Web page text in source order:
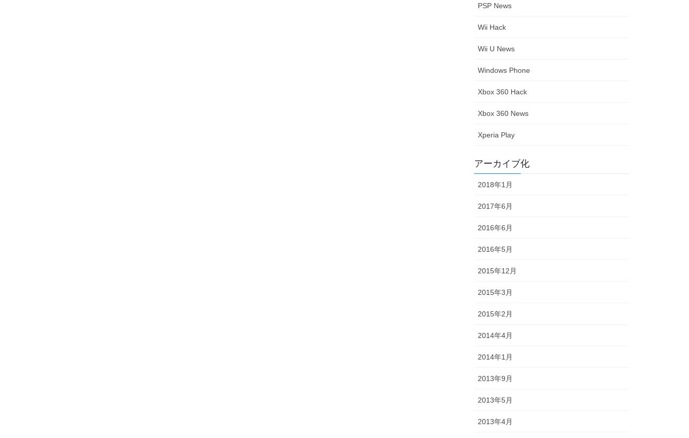
PSP News
Wii Hack
Wii U News
Windows Phone
Xbox 360 Hack
Xbox 360 News
Xperia Play
アーカイブ化
2018年1月
2017年6月
2016年6月
2016年5月
2015年12月
2015年3月
2015年2月
2014年4月
2014年1月
2013年9月
2013年5月
2013年4月